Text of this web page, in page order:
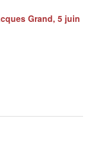
Grand, 5 juin